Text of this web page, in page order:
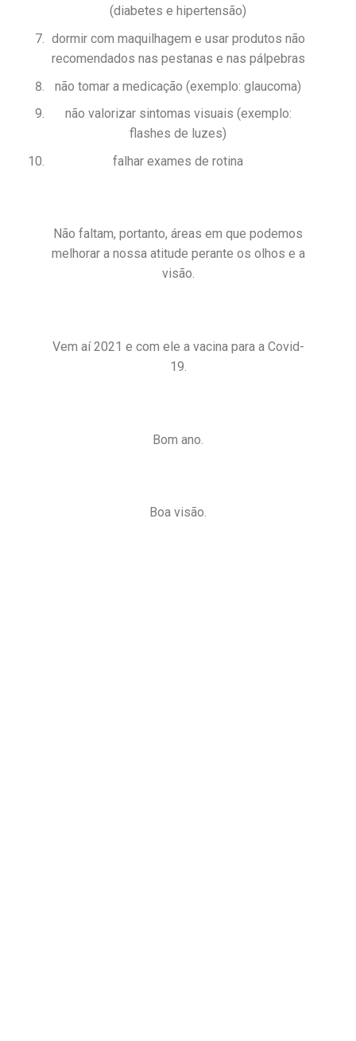
(diabetes e hipertensão)
dormir com maquilhagem e usar produtos não
recomendados nas pestanas e nas pálpebras
não tomar a medicação (exemplo: glaucoma)
não valorizar sintomas visuais (exemplo:
flashes de luzes)
falhar exames de rotina
Não faltam, portanto, áreas em que podemos
melhorar a nossa atitude perante os olhos e a
visão.
Vem aí 2021 e com ele a vacina para a Covid-
19.
Bom ano.
Boa visão.